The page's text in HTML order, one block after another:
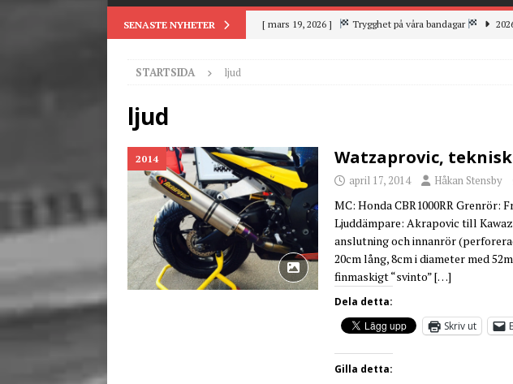
SENASTE NYHETER [ mars 19, 2026 ] Trygghet på våra bandagar
STARTSIDA ljud
ljud
2014 Watzaprovic, teknisk
april 17, 2014 Håkan Stensby
MC: Honda CBR1000RR Grenrör:
Ljuddämpare: Akrapovic till
anslutning och innanrör
20cm lång, 8cm i diameter med
finmaskigt “svinto”[…]
Dela detta:
Skriv ut
Gilla detta: